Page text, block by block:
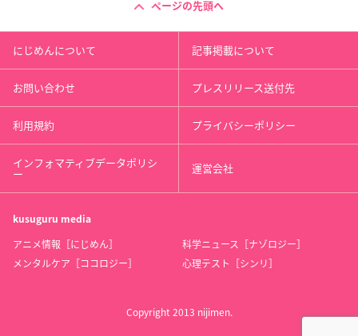
ページの先頭へ
にじめんについて 記事掲載について
お問い合わせ プレスリリース送付先
利用規約 プライバシーポリシー
インフォマティブデータポリシ
ー 運営会社
kusuguru media
アニメ情報［にじめん］
科学ニュース［ナゾロジー］
メンタルケア［ココロジー］
心理テスト［シンリ］
Copyright 2013 nijimen.